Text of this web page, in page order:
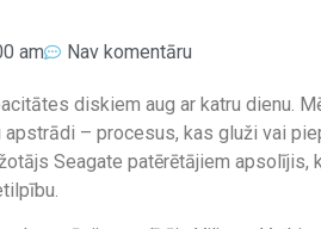
am Nav komentāru
diskiem aug ar katru dienu.
– procesus, kas gluži vai
Seagate patērētājiem apsolījis,